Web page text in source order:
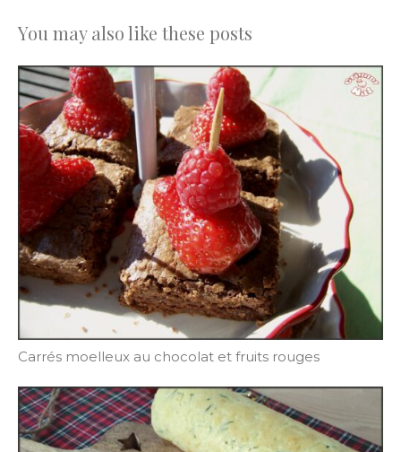
You may also like these posts
Carrés moelleux au chocolat et fruits rouges